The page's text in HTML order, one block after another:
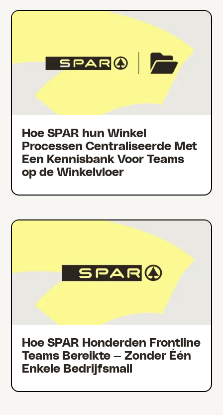
Hoe SPAR hun Winkel
Processen Centraliseerde Met
Een Kennisbank Voor Teams
op de Winkelvloer
Hoe SPAR Honderden Frontline
Teams Bereikte — Zonder Één
Enkele Bedrijfsmail